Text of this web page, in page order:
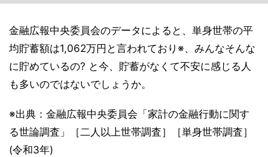
金融広報中央委員会のデータによると、単身世帯の平
均貯蓄額は1,062万円と言われており※、みんなそんな
に貯めているの? と今、貯蓄がなくて不安に感じる人
も多いのではないでしょうか。
※出典：金融広報中央委員会「家計の金融行動に関す
る世論調査」［二人以上世帯調査］［単身世帯調査］
(令和3年)